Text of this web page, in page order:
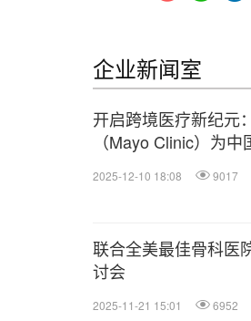
企业新闻室
开启跨境医疗新纪元
（Mayo Clinic）为
2025-12-10 18:08 9017
联合全美最佳骨科医
讨会
2025-11-21 15:01 6952